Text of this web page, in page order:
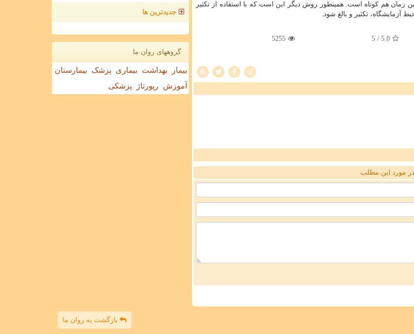
زمان هم كوتاه است. همینطور روش دیگر این است كه با استفاده از تكثیر
5.0
/ 5
5255
مورد این مطلب
جدیدترین ها
گروههای روان ما
بیمار بهداشت بیماری پزشک
بیمارستان
آموزش
رپورتاژ پزشکی
بازگشت به روان ما